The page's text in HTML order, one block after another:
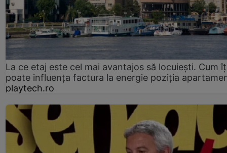
La ce etaj este cel mai avantajos să locuiești. Cum
poate influența factura la energie poziția
playtech.ro